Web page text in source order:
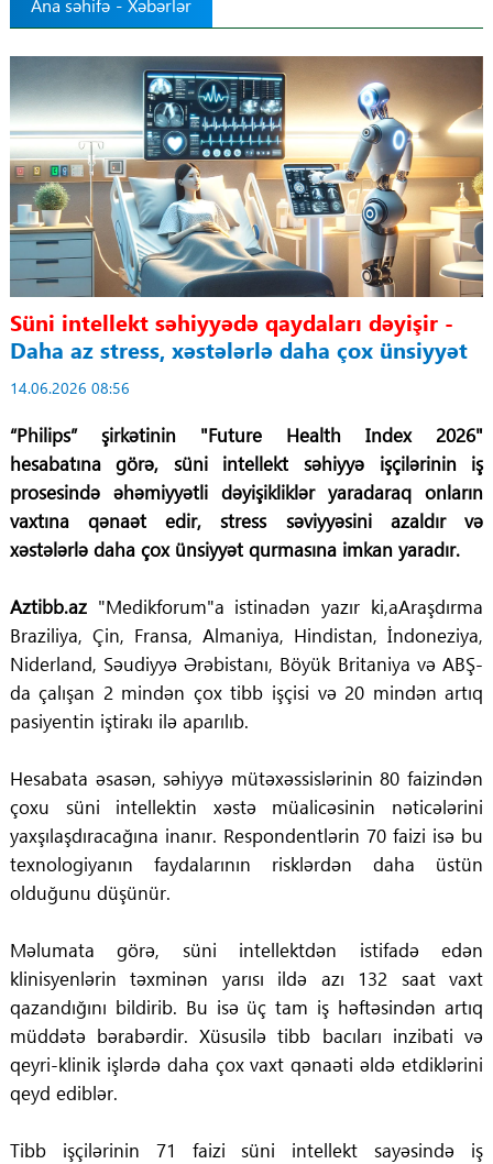
Ana səhifə - Xəbərlər
Süni intellekt səhiyyədə qaydaları dəyişir -
Daha az stress, xəstələrlə daha çox ünsiyyət
14.06.2026 08:56
“Philips” şirkətinin "Future Health Index 2026"
hesabatına görə, süni intellekt səhiyyə işçilərinin iş
prosesində əhəmiyyətli dəyişikliklər yaradaraq onların
vaxtına qənaət edir, stress səviyyəsini azaldır və
xəstələrlə daha çox ünsiyyət qurmasına imkan yaradır.
Aztibb.az"Medikforum"a istinadən yazır ki,aAraşdırma
Braziliya, Çin, Fransa, Almaniya, Hindistan, İndoneziya,
Niderland, Səudiyyə Ərəbistanı, Böyük Britaniya və ABŞ-
da çalışan 2 mindən çox tibb işçisi və 20 mindən artıq
pasiyentin iştirakı ilə aparılıb.
Hesabata əsasən, səhiyyə mütəxəssislərinin 80 faizindən
çoxu süni intellektin xəstə müalicəsinin nəticələrini
yaxşılaşdıracağına inanır. Respondentlərin 70 faizi isə bu
texnologiyanın faydalarının risklərdən daha üstün
olduğunu düşünür.
Məlumata görə, süni intellektdən istifadə edən
klinisyenlərin təxminən yarısı ildə azı 132 saat vaxt
qazandığını bildirib. Bu isə üç tam iş həftəsindən artıq
müddətə bərabərdir. Xüsusilə tibb bacıları inzibati və
qeyri-klinik işlərdə daha çox vaxt qənaəti əldə etdiklərini
qeyd ediblər.
Tibb işçilərinin 71 faizi süni intellekt sayəsində iş
Regionlar
Elanlar
Gündəm
Tibbi maarifləndirmə
Mühüm hadisələr
ÜST